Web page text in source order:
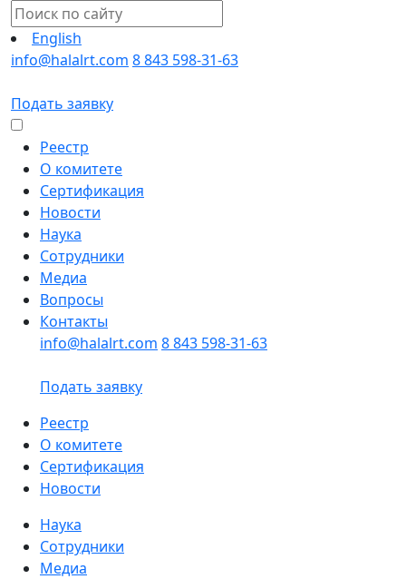
English
info@halalrt.com 8 843 598-31-63
Подать заявку
Реестр
О комитете
Сертификация
Новости
Наука
Сотрудники
Медиа
Вопросы
Контакты
info@halalrt.com 8 843 598-31-63
Подать заявку
Реестр
О комитете
Сертификация
Новости
Наука
Сотрудники
Медиа